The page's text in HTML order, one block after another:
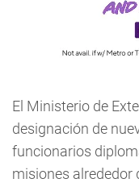
El Ministerio de
designación de
funcionarios
misiones alrededor